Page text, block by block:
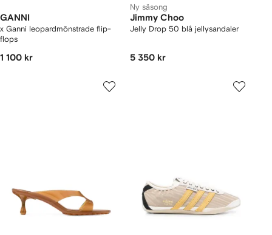
GANNI
x Ganni leopardmönstrade flip-
flops
1 100 kr
Ny säsong
Jimmy Choo
Jelly Drop 50 blå jellysandaler
5 350 kr